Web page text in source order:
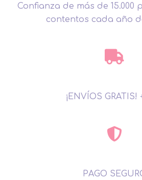
Confianza de más de 15.000
contentos cada año
¡ENVÍOS GRATIS!
PAGO